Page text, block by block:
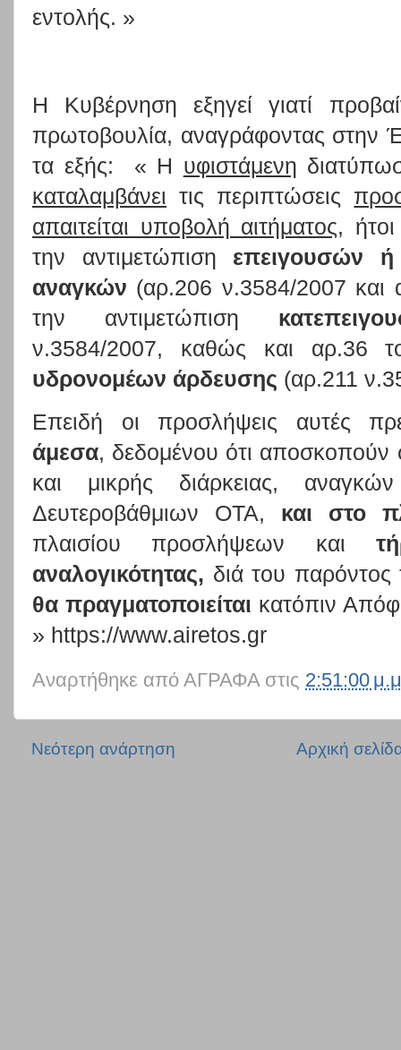
εντολής. »
Η Κυβέρνηση εξηγεί γιατί
πρωτοβουλία, αναγράφοντας στην
τα εξής: « Η υφιστάμενη
καταλαμβάνει τις περιπτώσεις
απαιτείται υποβολή αιτήματος,
την αντιμετώπιση επειγουσών
αναγκών (αρ.206 ν.3584/2007 και
την αντιμετώπιση
ν.3584/2007, καθώς και αρ.36
υδρονομέων άρδευσης (αρ.211
Επειδή οι προσλήψεις αυτές
άμεσα, δεδομένου ότι
και μικρής διάρκειας,
Δευτεροβάθμιων ΟΤΑ, και στο
πλαισίου προσλήψεων και
αναλογικότητας, διά του
θα πραγματοποιείται κατόπιν
» https://www.airetos.gr
Αναρτήθηκε από ΑΓΡΑΦΑ στις 2:51:00
Νεότερη ανάρτηση Αρχική